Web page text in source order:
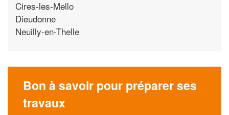
Cires-les-Mello
Dieudonne
Neuilly-en-Thelle
Bon à savoir pour préparer ses
travaux